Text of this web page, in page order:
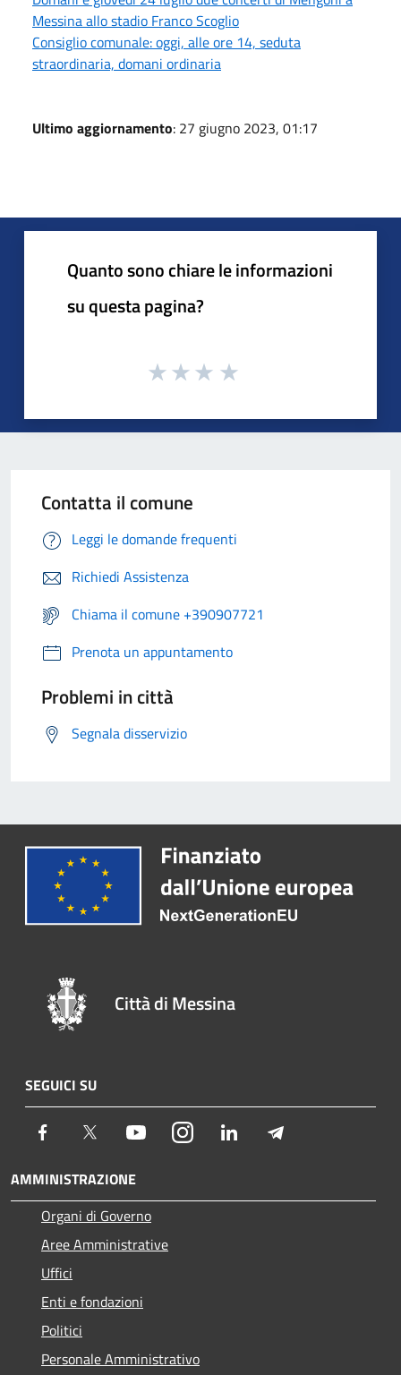
Messina allo stadio Franco Scoglio
Consiglio comunale: oggi, alle ore 14, seduta
straordinaria, domani ordinaria
Ultimo aggiornamento: 27 giugno 2023, 01:17
Quanto sono chiare le informazioni
su questa pagina?
Contatta il comune
Leggi le domande frequenti
Richiedi Assistenza
Chiama il comune +390907721
Prenota un appuntamento
Problemi in città
Segnala disservizio
Città di Messina
SEGUICI SU
Facebook Twitter YoutubeInstagram LinkedIn
AMMINISTRAZIONE
Organi di Governo
Aree Amministrative
Uffici
Enti e fondazioni
Politici
Personale Amministrativo